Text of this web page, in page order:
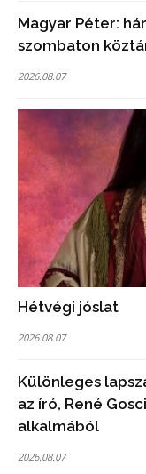
Magyar Péter:
szombaton
2026.08.07
Hétvégi jóslat
2026.08.07
Különleges
az író, René
alkalmából
2026.08.07